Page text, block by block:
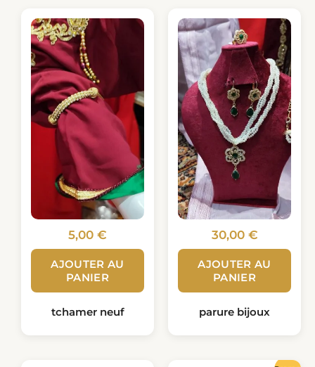
5,00 €
AJOUTER AU
PANIER
tchamer neuf
30,00 €
AJOUTER AU
PANIER
parure bijoux